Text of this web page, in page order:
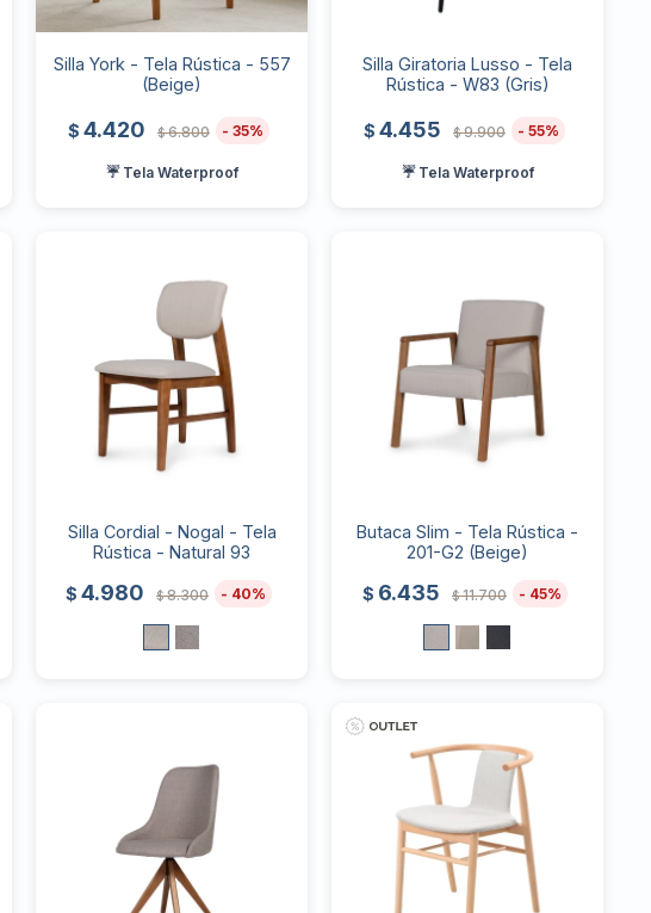
Silla York - Tela Rústica - 557
(Beige)
$ 4.420 $ 6.800 35
☔ Tela Waterproof
Silla Giratoria Lusso - Tela
Rústica - W83 (Gris)
$ 4.455 $ 9.900 55
☔ Tela Waterproof
Silla Cordial - Nogal - Tela
Rústica - Natural 93
$ 4.980 $ 8.300 40
Butaca Slim - Tela Rústica -
201-G2 (Beige)
$ 6.435 $ 11.700 45